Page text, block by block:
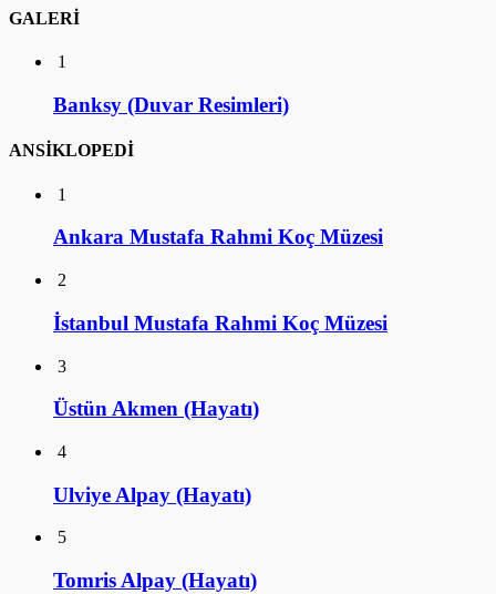
GALERİ
1
Banksy (Duvar Resimleri)
ANSİKLOPEDİ
1
Ankara Mustafa Rahmi Koç Müzesi
2
İstanbul Mustafa Rahmi Koç Müzesi
3
Üstün Akmen (Hayatı)
4
Ulviye Alpay (Hayatı)
5
Tomris Alpay (Hayatı)